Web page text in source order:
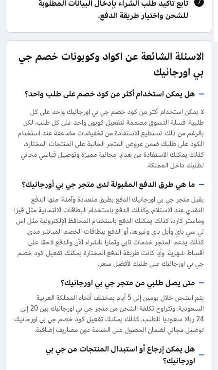
تابع تأكيد طلب الشراء بإدخال البيانات المطلوبة
للشحن واختيار طريقة الدفع.
الاسئلة الشائعة عن اكواد وكوبونات خصم جي
بي اورجانيك
هل يمكن استخدام أكثر من كود خصم على طلب واحد؟
لا يمكن استخدام أكثر من كود خصم جي بي اورجانيك واحد على كل
طلبية، فسلة التسوق مصممة لتفعيل كوبون واحد على كل طلب، لكن
بالرغم من ذلك تستطيع الاستفادة من تخفيضات مضاعفة عند استخدام
الكود على طلبك ضمن عروض المتجر الحالية على المنتجات المختارة،
كذلك يمكنك الاستفادة من هدايا مجانية مميزة وتوصيل قياسي مجاني
لطلبك داخل المملكة.
ما هي طرق الدفع المقبولة لدى متجر جي بي أورجانيك؟
يقبل متجر جي بي اورجانيك الدفع بطرق متعددة وآمنة؛ منها الدفع
النقدي عند الاستلام، وكذلك الدفع باستخدام البطاقات الائتمانية مثل فيزا
وماستر كارد، كذلك يمكنك الدفع باستخدام المحافظ الإلكترونية مثل اس
تي سي باي وأبل باي وغيرها، أو الدفع ببطاقات الخصم المباشر مدى.
كذلك يدعم المتجر خدمات تابي وتمارا للشراء الآن والدفع لاحقا على
أقساط شهرية. وأيا كانت طريقة الدفع المختارة يمكنك تفعيل كود خصم
جي بي اورجانيك على طلبك لأفضل سعر.
متى يصل طلبي من متجر جي بي اورجانيك؟
يتم الشحن خلال يومين إلى 5 أيام بمختلف أنحاء المملكة العربية
السعودية، وتتراوح تكلفة الشحن من متجر جي بي اورجانيك بين 20 إلى
24 ريالا سعوديا للطلب، كذلك يمكنك تفعيل كود خصم جي بي اورجانيك
توصيل مجاني لضمان الحصول على الخدمة دون مصاريف إضافية.
هل يمكن إرجاع أو استبدال المنتجات من جي بي
اورجانيك؟